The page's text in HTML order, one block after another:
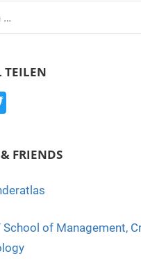
TEILEN
T
tt
FRIENDS
School of Management,